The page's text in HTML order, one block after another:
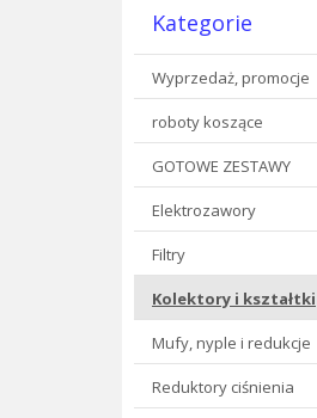
Kategorie
Wyprzedaż, promocje
roboty koszące
GOTOWE ZESTAWY
Elektrozawory
Filtry
Kolektory i kształtki
Mufy, nyple i redukcje
Reduktory ciśnienia